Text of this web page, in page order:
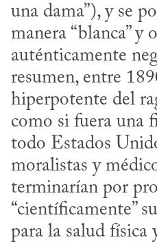
una dama”), y se
manera “blanca” y
auténticamente
resumen, entre
hiperpotente del
como si fuera una
todo Estados
moralistas y
terminarían por
“científicamente”
para la salud física